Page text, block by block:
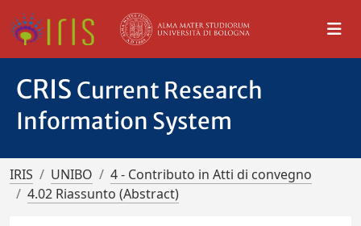
CRIS Current Research
Information System
IRIS UNIBO
4 - Contributo in Atti di convegno
4.02 Riassunto (Abstract)